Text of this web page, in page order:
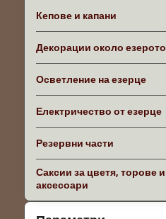
Кепове и капани
Декорации около езерото
Осветление на езерце
Електричество от езерце
Резервни части
Саксии за цветя, торове и
аксесоари